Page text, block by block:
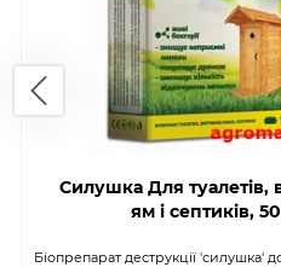
Силушка Для туалетів,
ям і септиків,
Біопрепарат деструкції 'силушка'